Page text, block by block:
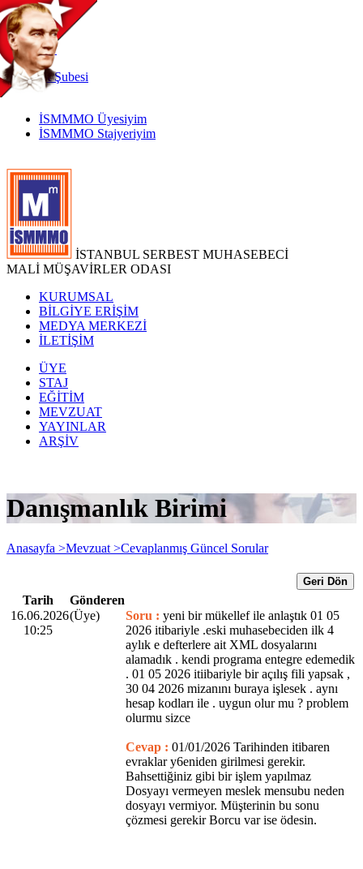
TR
|
EN
İnternetŞubesi
İSMMMO Üyesiyim
İSMMMO Stajyeriyim
İSTANBUL SERBEST MUHASEBECİ
MALİ MÜŞAVİRLER ODASI
KURUMSAL
BİLGİYE ERİŞİM
MEDYA MERKEZİ
İLETİŞİM
ÜYE
STAJ
EĞİTİM
MEVZUAT
YAYINLAR
ARŞİV
Danışmanlık Birimi
Anasayfa >Mevzuat >Cevaplanmış Güncel Sorular
Geri Dön
Tarih
Gönderen
16.06.2026
10:25
(Üye) Soru : yeni bir mükellef ile anlaştık 01 05
2026 itibariyle .eski muhasebeciden ilk 4
aylık e defterlere ait XML dosyalarını
alamadık . kendi programa entegre edemedik
. 01 05 2026 itiibariyle bir açılış fili yapsak ,
30 04 2026 mizanını buraya işlesek . aynı
hesap kodları ile . uygun olur mu ? problem
olurmu sizce
Cevap : 01/01/2026 Tarihinden itibaren
evraklar y6eniden girilmesi gerekir.
Bahsettiğiniz gibi bir işlem yapılmaz
Dosyayı vermeyen meslek mensubu neden
dosyayı vermiyor. Müşterinin bu sonu
çözmesi gerekir Borcu var ise ödesin.